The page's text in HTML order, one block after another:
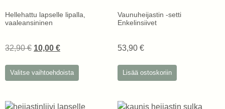
Hellehattu lapselle lipalla,
vaaleansininen
32,90€ 10,00 €
Valitse vaihtoehdoista
Vaunuheijastin -setti
Enkelinsiivet
53,90 €
Lisää ostoskoriin